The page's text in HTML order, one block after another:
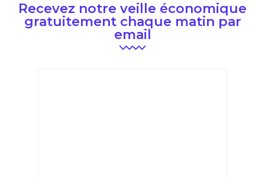
Recevez notre veille économique
gratuitement chaque matin par
email